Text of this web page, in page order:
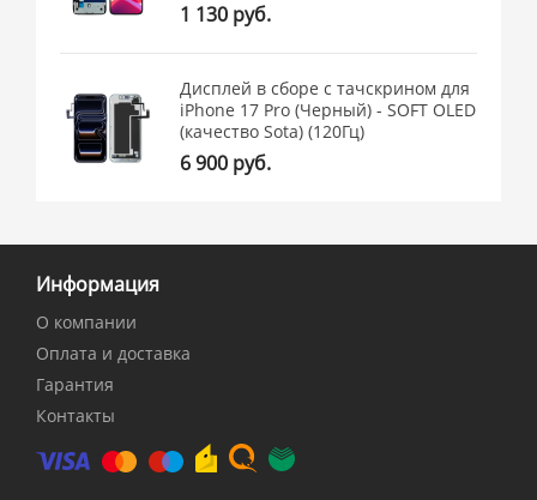
1 130 руб.
Дисплей в сборе с тачскрином для
iPhone 17 Pro (Черный) - SOFT OLED
(качество Sota) (120Гц)
6 900 руб.
Информация
О компании
Оплата и доставка
Гарантия
Контакты